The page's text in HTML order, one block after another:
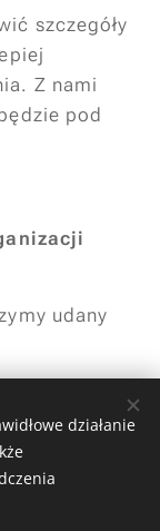
szczegóły
Z nami
pod
udany
działanie